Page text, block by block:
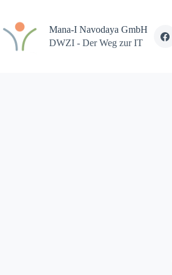
springen
Mana-I Navodaya GmbH
DWZI - Der Weg zur IT